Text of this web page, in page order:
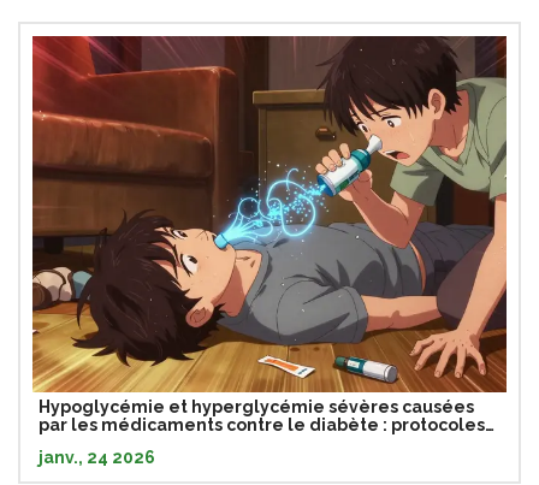
Hypoglycémie et hyperglycémie sévères causées
par les médicaments contre le diabète : protocoles
janv., 24 2026